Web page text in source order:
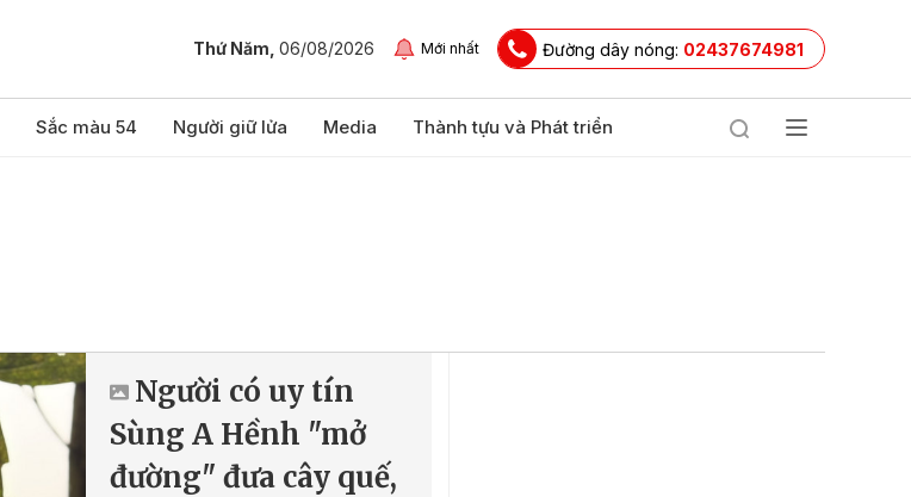
Thứ Năm, 06/08/2026 Mới nhất Đường dây nóng: 02437674981
Sắc màu 54 Người giữ lửa Media Thành tựu và Phát triển
Người có uy tín
Sùng A Hềnh "mở
đường" đưa cây quế,